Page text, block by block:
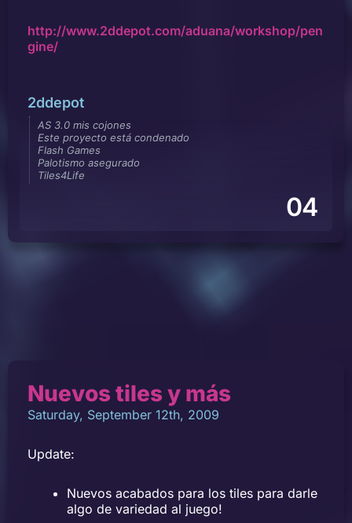
http://www.2ddepot.com/aduana/workshop/pen
gine/
2ddepot
AS 3.0 mis cojones
Este proyecto está condenado
Flash Games
Palotismo asegurado
Tiles4Life
04
Nuevos tiles y más
Saturday, September 12th, 2009
Update:
Nuevos acabados para los tiles para darle
algo de variedad al juego!